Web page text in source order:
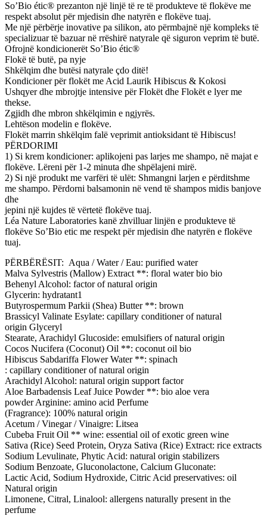
So’Bio étic® prezanton një linjë të re të produkteve të flokëve me
respekt absolut për mjedisin dhe natyrën e flokëve tuaj.
Me një përbërje inovative pa silikon, ato përmbajnë një kompleks të
specializuar të bazuar në rrëshirë natyrale që siguron veprim të butë.
Ofrojnë kondicionerët So’Bio étic®
Flokë të butë, pa nyje
Shkëlqim dhe butësi natyrale çdo ditë!
Kondicioner për flokët me Acid Laurik Hibiscus & Kokosi
Ushqyer dhe mbrojtje intensive për Flokët dhe Flokët e lyer me
thekse.
Zgjidh dhe mbron shkëlqimin e ngjyrës.
Lehtëson modelin e flokëve.
Flokët marrin shkëlqim falë veprimit antioksidant të Hibiscus!
PËRDORIMI
1) Si krem kondicioner: aplikojeni pas larjes me shampo, në majat e
flokëve. Lëreni për 1-2 minuta dhe shpëlajeni mirë.
2) Si një produkt me varfëri të ulët: Shmangni larjen e përditshme
me shampo. Përdorni balsamonin në vend të shampos midis banjove
dhe
jepini një kujdes të vërtetë flokëve tuaj.
Léa Nature Laboratories kanë zhvilluar linjën e produkteve të
flokëve So’Bio etic me respekt për mjedisin dhe natyrën e flokëve
tuaj.
PËRBËRËSIT: Aqua / Water / Eau: purified water
Malva Sylvestris (Mallow) Extract **: floral water bio bio
Behenyl Alcohol: factor of natural origin
Glycerin: hydratant1
Butyrospermum Parkii (Shea) Butter **: brown
Brassicyl Valinate Esylate: capillary conditioner of natural
origin Glyceryl
Stearate, Arachidyl Glucoside: emulsifiers of natural origin
Cocos Nucifera (Coconut) Oil **: coconut oil bio
Hibiscus Sabdariffa Flower Water **: spinach
: capillary conditioner of natural origin
Arachidyl Alcohol: natural origin support factor
Aloe Barbadensis Leaf Juice Powder **: bio aloe vera
powder Arginine: amino acid Perfume
(Fragrance): 100% natural origin
Acetum / Vinegar / Vinaigre: Litsea
Cubeba Fruit Oil ** wine: essential oil of exotic green wine
Sativa (Rice) Seed Protein, Oryza Sativa (Rice) Extract: rice extracts
Sodium Levulinate, Phytic Acid: natural origin stabilizers
Sodium Benzoate, Gluconolactone, Calcium Gluconate:
Lactic Acid, Sodium Hydroxide, Citric Acid preservatives: oil
Natural origin
Limonene, Citral, Linalool: allergens naturally present in the
perfume